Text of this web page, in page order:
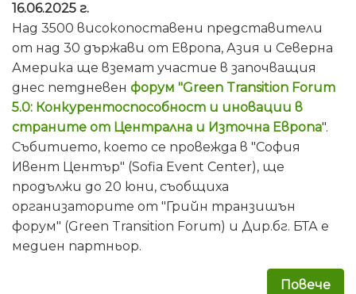
16.06.2025 г.
Над 3500 високопоставени представители
от над 30 държави от Европа, Азия и Северна
Америка ще вземат участие в започващия
днес петдневен форум "Green Transition Forum
5.0: Конкурентоспособност и иновации в
страните от Централна и Източна Европа".
Събитието, което се провежда в "София
Ивент Център" (Sofia Event Center), ще
продължи до 20 юни, съобщиха
организаторите от "Грийн транзишън
форум" (Green Transition Forum) и Дир.бг. БТА е
медиен партньор.
Повече